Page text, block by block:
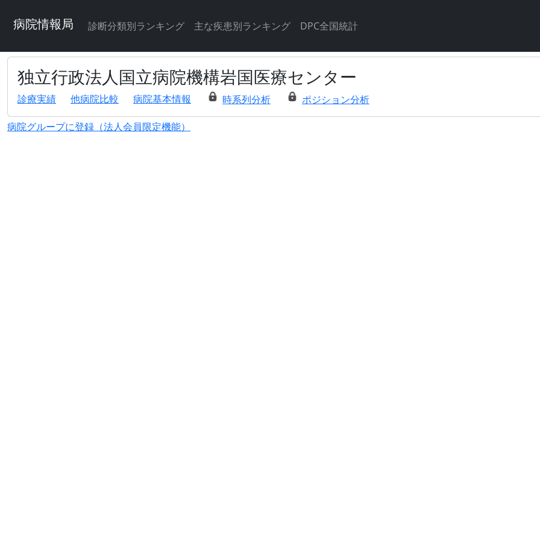
病院情報局 診断分類別ランキング 主な疾患別ランキング DPC全国統計
独立行政法人国立病院機構岩国医療センター
診療実績 他病院比較 病院基本情報 時系列分析 ポジション分析
病院グループに登録（法人会員限定機能）